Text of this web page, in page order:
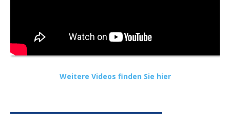
Weitere Videos finden Sie hier